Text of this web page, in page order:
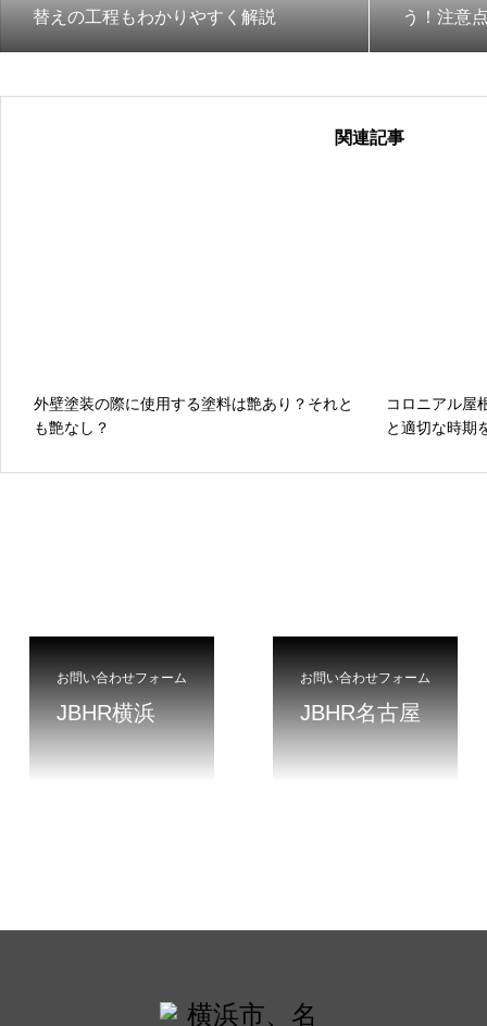
替えの工程もわかりやすく解説
う！注意
関連記事
外壁塗装の際に使用する塗料は艶あり？それと
も艶なし？
コロニアル屋
と適切な時期
お問い合わせフォーム
JBHR横浜
お問い合わせフォーム
JBHR名古屋